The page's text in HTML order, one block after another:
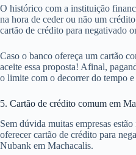
O histórico com a instituição
na hora de ceder ou não um
cartão de crédito para negativado
Caso o banco ofereça um cartão
aceite essa proposta! Afinal,
o limite com o decorrer do tempo
5. Cartão de crédito comum em
Sem dúvida muitas empresas
oferecer cartão de crédito para
Nubank em Machacalis.